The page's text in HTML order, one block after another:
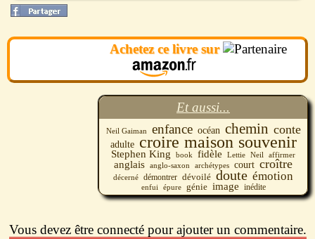
dans les livres pour échapper aux adultes, un enfant
pour qui les contes sont sa réalité. Neil Gaiman nous
plonge ainsi l’univers de l’enfance en même temps
que dans celui des contes anglo-saxons, dont il a une
connaissance érudite.
Mais plus encore, il nous convie à une relecture de
l’influence des contes sur notre enfance, une
réflexion sur la mémoire et l’oubli, et ce qui demeure
d’enfance en nous. Fidèle à son imaginaire féérique,
Neil Gaiman est un créateur d’archétypes que
Stephen King qualifie de “trésor d’histoires”. Il épure
ici sa phrase et ses possibilités narratives pour nous
procurer une émotion toute nouvelle, inédite, dans ce
beaucoup de lui et démontre tout le génie littéraire
Achetez ce livre sur
Et aussi...
Neil Gaiman enfance océan chemin conte
adulte croire maison souvenir
Stephen King book fidèle Lettie Neil affirmer
anglais anglo-saxon archétypes court croître
décerné démontrer dévoilé doute émotion
enfui épure génie image inédite
Vous devez être connecté pour ajouter un commentaire.